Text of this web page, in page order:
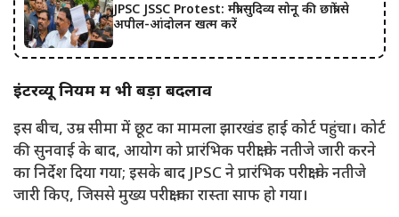
JPSC JSSC Protest: मंत्री सुदिव्य सोनू की छात्रों से
अपील-आंदोलन खत्म करें
इंटरव्यू नियम में भी बड़ा बदलाव
इस बीच, उम्र सीमा में छूट का मामला झारखंड हाई कोर्ट पहुंचा। कोर्ट
की सुनवाई के बाद, आयोग को प्रारंभिक परीक्षा के नतीजे जारी करने
का निर्देश दिया गया; इसके बाद JPSC ने प्रारंभिक परीक्षा के नतीजे
जारी किए, जिससे मुख्य परीक्षा का रास्ता साफ हो गया।